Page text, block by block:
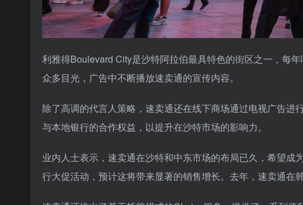
利雅得Boulevard City是沙特阿拉伯最具特色的街区之一，每
众多目光，广告中不断播放速卖通的宣传内容。
除了高调的代言人策略，速卖通还在线下商场通过电视广告
与本地银行的合作权益，以提升在沙特市场的影响力。
业内人士表示，速卖通在沙特和中东市场的布局已久，希望
行大促活动，预计这将带来显著的销售增长。去年，速卖通在